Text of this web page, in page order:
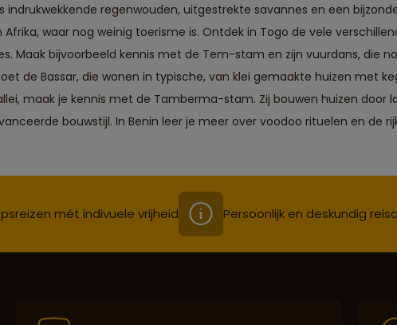
indrukwekkende regenwouden, uitgestrekte savannes en een
waar nog weinig toerisme is. Ontdek in Togo de vele
Maak bijvoorbeeld kennis met de Tem-stam en zijn vuurdans, die
de Bassar, die wonen in typische, van klei gemaakte huizen met
maak je kennis met de Tamberma-stam. Zij bouwen huizen door
bouwstijl. In Benin leer je meer over voodoo rituelen en de
mét indivuele vrijheid Persoonlijk en deskundig